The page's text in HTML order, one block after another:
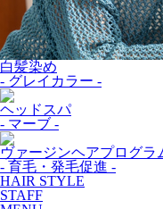
白髪染め
- グレイカラー -
ヘッドスパ
- マーブ -
ヴァージンヘアプログラ
- 育毛・発毛促進 -
HAIR STYLE
STAFF